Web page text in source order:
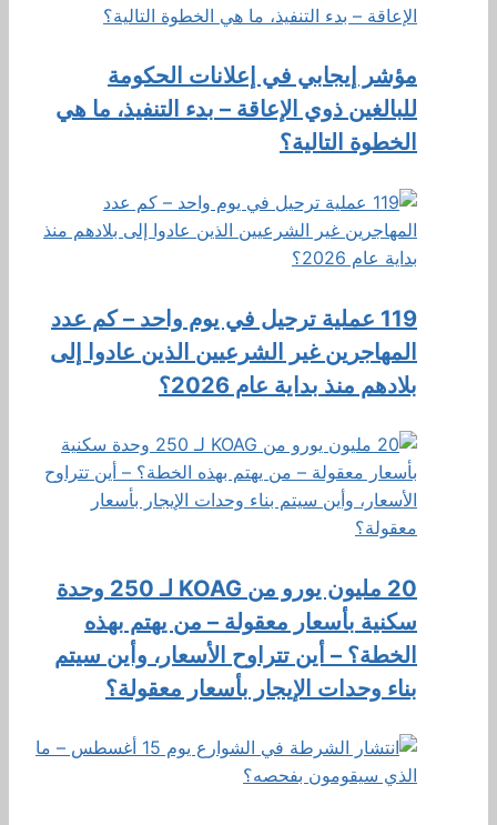
مؤشر إيجابي في إعلانات الحكومة
للبالغين ذوي الإعاقة – بدء التنفيذ، ما هي
الخطوة التالية؟
119 عملية ترحيل في يوم واحد – كم عدد
المهاجرين غير الشرعيين الذين عادوا إلى
بلادهم منذ بداية عام 2026؟
20 مليون يورو من KOAG لـ 250 وحدة
سكنية بأسعار معقولة – من يهتم بهذه
الخطة؟ – أين تتراوح الأسعار، وأين سيتم
بناء وحدات الإيجار بأسعار معقولة؟